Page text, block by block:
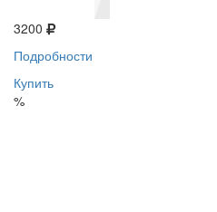
3200
Подробности
Купить
%